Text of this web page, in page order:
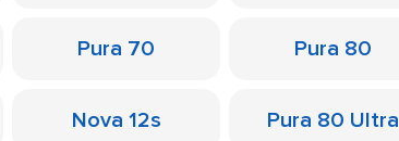
Pura 70 Pura 80
Nova 12s Pura 80 Ultra